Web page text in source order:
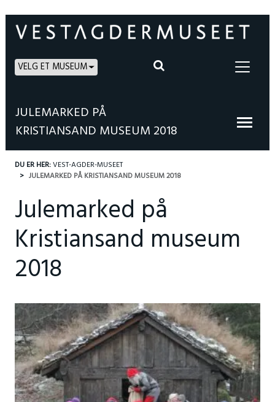
VELG ET MUSEUM
JULEMARKED PÅ
KRISTIANSAND MUSEUM 2018
DU ER HER:VEST-AGDER-MUSEET
JULEMARKED PÅ KRISTIANSAND MUSEUM 2018
Julemarked på
Kristiansand museum
2018